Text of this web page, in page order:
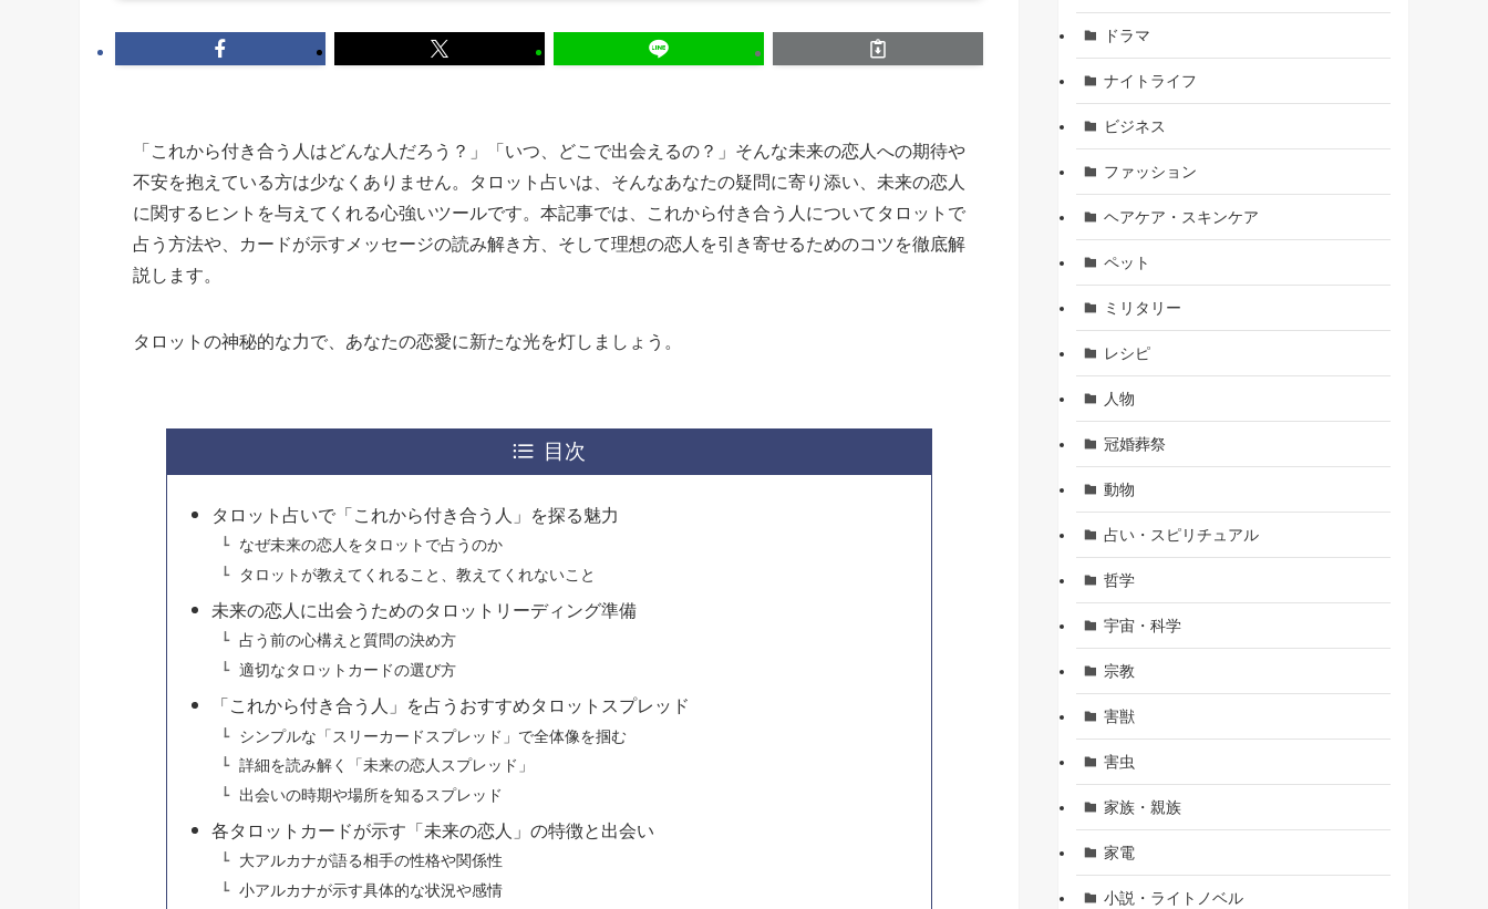
「これから付き合う人はどんな人だろう？」「いつ、どこで出会えるの？」そんな未来の恋人への期待や
不安を抱えている方は少なくありません。タロット占いは、そんなあなたの疑問に寄り添い、未来の恋人
に関するヒントを与えてくれる心強いツールです。本記事では、これから付き合う人についてタロットで
占う方法や、カードが示すメッセージの読み解き方、そして理想の恋人を引き寄せるためのコツを徹底解
説します。
タロットの神秘的な力で、あなたの恋愛に新たな光を灯しましょう。
目次
タロット占いで「これから付き合う人」を探る魅力
なぜ未来の恋人をタロットで占うのか
タロットが教えてくれること、教えてくれないこと
未来の恋人に出会うためのタロットリーディング準備
占う前の心構えと質問の決め方
適切なタロットカードの選び方
「これから付き合う人」を占うおすすめタロットスプレッド
シンプルな「スリーカードスプレッド」で全体像を掴む
詳細を読み解く「未来の恋人スプレッド」
出会いの時期や場所を知るスプレッド
各タロットカードが示す「未来の恋人」の特徴と出会い
大アルカナが語る相手の性格や関係性
小アルカナが示す具体的な状況や感情
ドラマ
ナイトライフ
ビジネス
ファッション
ヘアケア・スキンケア
ペット
ミリタリー
レシピ
人物
冠婚葬祭
動物
占い・スピリチュアル
哲学
宇宙・科学
宗教
害獣
害虫
家族・親族
家電
小説・ライトノベル